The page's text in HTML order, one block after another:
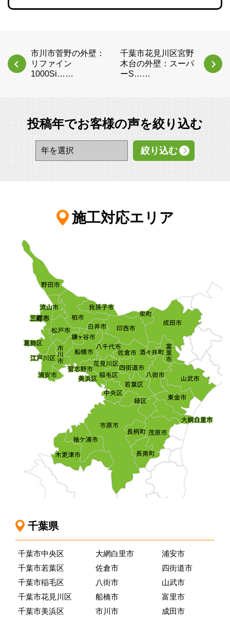
市川市菅野の外壁：
リファイン
1000Si……
千葉市花見川区宮野
木台の外壁：スーパ
ーS……
投稿年でお客様の声を絞り込む
施工対応エリア
千葉県
千葉市中央区
千葉市若葉区
千葉市稲毛区
千葉市花見川区
千葉市美浜区
大網白里市
佐倉市
八街市
船橋市
市川市
浦安市
四街道市
山武市
富里市
成田市